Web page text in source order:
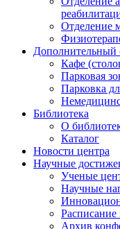
Отделение
Дополнительный
Кафе
Парковая
Парковка
Библиотека
О
Каталог
Новости центра
Научные
Ученые
Научные
Архив